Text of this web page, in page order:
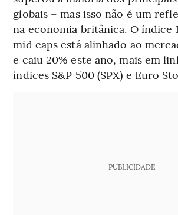
globais – mas isso não é um
na economia britânica. O índice
mid caps está alinhado ao
e caiu 20% este ano, mais em
índices S&P 500 (SPX) e Euro
PUBLICIDADE